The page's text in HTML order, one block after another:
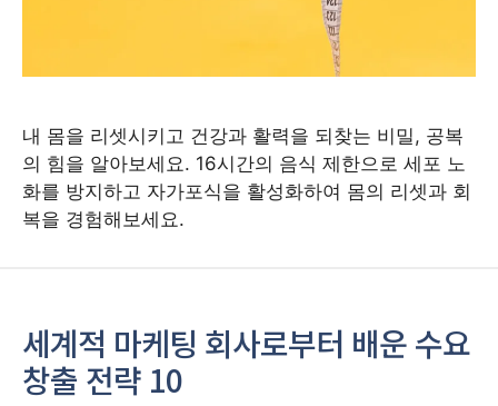
내 몸을 리셋시키고 건강과 활력을 되찾는 비밀, 공복
의 힘을 알아보세요. 16시간의 음식 제한으로 세포 노
화를 방지하고 자가포식을 활성화하여 몸의 리셋과 회
복을 경험해보세요.
세계적 마케팅 회사로부터 배운 수요
창출 전략 10